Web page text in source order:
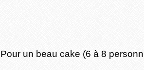
Pour un beau cake (6 à 8